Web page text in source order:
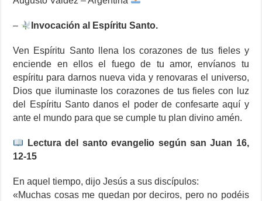
– Invocación al Espíritu Santo.
Ven Espíritu Santo llena los corazones de tus fieles y
enciende en ellos el fuego de tu amor, envíanos tu
espíritu para darnos nueva vida y renovaras el universo,
Dios que iluminaste los corazones de tus fieles con luz
del Espíritu Santo danos el poder de confesarte aquí y
ante el mundo para que se cumple tu plan divino amén.
Lectura del santo evangelio según san Juan 16,
12-15
En aquel tiempo, dijo Jesús a sus discípulos:
«Muchas cosas me quedan por deciros, pero no podéis